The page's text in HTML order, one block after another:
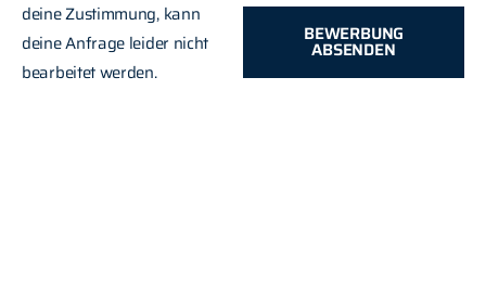
deine Zustimmung, kann
deine Anfrage leider nicht
bearbeitet werden.
BEWERBUNG
ABSENDEN